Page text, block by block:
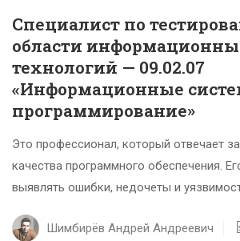
Специалист по
области
технологий — 09.02.07
«Информационные
программирование»
Это профессионал, который отвечает
качества программного обеспечения.
выявлять ошибки, недочеты и
Шимбирёв Андрей Андреевич